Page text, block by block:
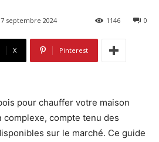
septembre 2024 0
1146
X Pinterest
pour chauffer votre maison
compte tenu des
sur le marché. Ce guide